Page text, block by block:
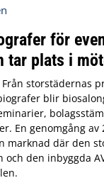
för
tar plats i
Från storstädernas
blir
En genomgång av
marknad där den
och den inbyggda